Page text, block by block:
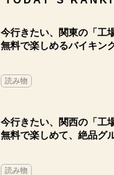
今行きたい、関東の「工
無料で楽しめるバイキン
読み物
今行きたい、関西の「工
無料で楽しめて、絶品グ
読み物